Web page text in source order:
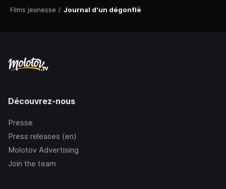
Films jeunesse / Journal d'un dégonflé
Découvrez-nous
Presse
Press releases (en)
Molotov Advertising
Join the team